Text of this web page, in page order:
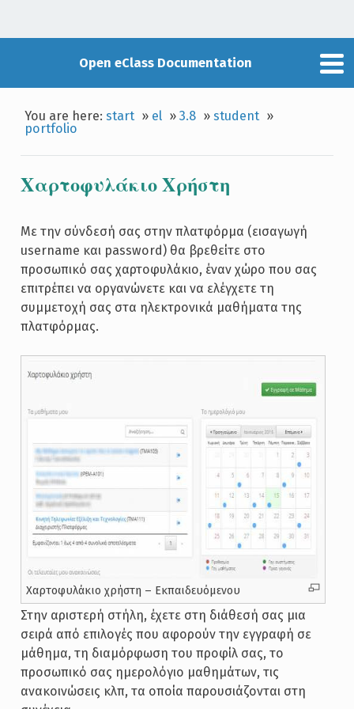
Open eClass Documentation
You are here:start » el »3.8 »student »
portfolio
Χαρτοφυλάκιο Χρήστη
Με την σύνδεσή σας στην πλατφόρμα (εισαγωγή
username και password) θα βρεθείτε στο
προσωπικό σας χαρτοφυλάκιο, έναν χώρο που σας
επιτρέπει να οργανώνετε και να ελέγχετε τη
συμμετοχή σας στα ηλεκτρονικά μαθήματα της
πλατφόρμας.
Χαρτοφυλάκιο χρήστη – Εκπαιδευόμενου
Στην αριστερή στήλη, έχετε στη διάθεσή σας μια
σειρά από επιλογές που αφορούν την εγγραφή σε
μάθημα, τη διαμόρφωση του προφίλ σας, το
προσωπικό σας ημερολόγιο μαθημάτων, τις
ανακοινώσεις κλπ, τα οποία παρουσιάζονται στη